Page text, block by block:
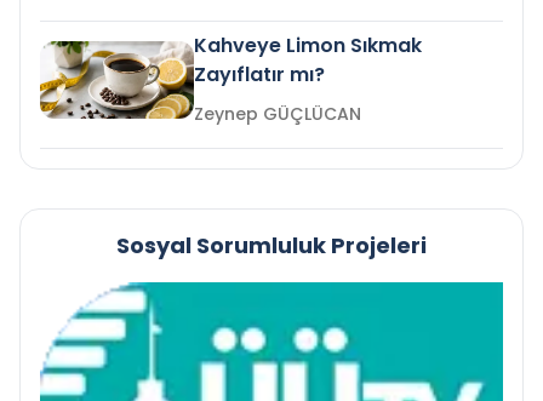
Kahveye Limon Sıkmak
Zayıflatır mı?
Zeynep GÜÇLÜCAN
Sosyal Sorumluluk Projeleri